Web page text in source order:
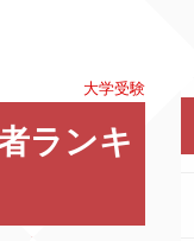
大学受験
ランキ